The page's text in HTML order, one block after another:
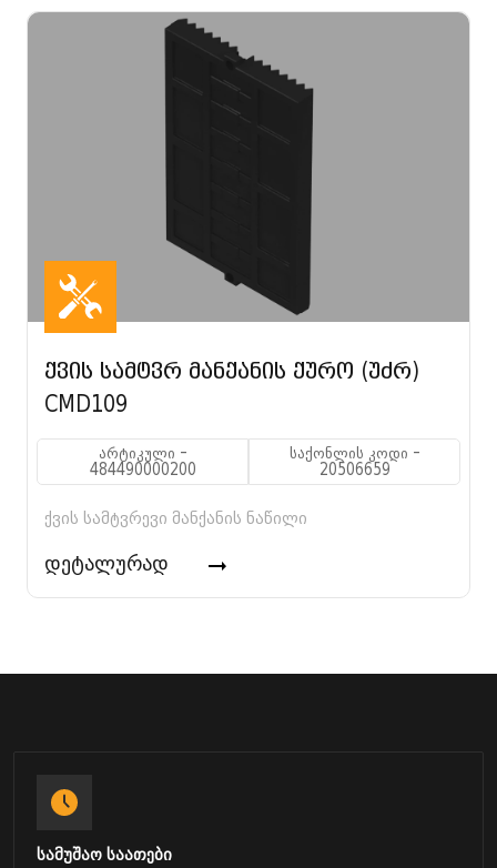
ქვის სამტვრ მანქანის ქურო (უძრ)
CMD109
არტიკული -
484490000200
საქონლის კოდი -
20506659
ქვის სამტვრევი მანქანის ნაწილი
დეტალურად
სამუშაო საათები